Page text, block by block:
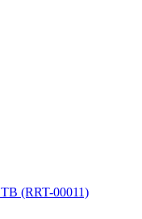
(RRT-00011)